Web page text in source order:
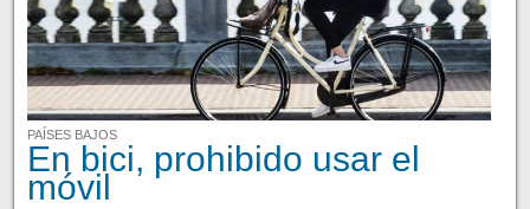
PAÍSES BAJOS
En bici, prohibido usar el
móvil